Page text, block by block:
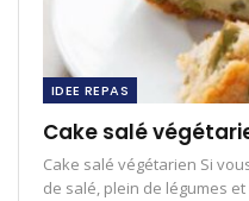
IDEE REPAS
Cake salé
Cake salé végétarien Si
de salé, plein de légumes